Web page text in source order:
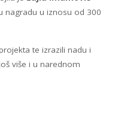
nagradu u iznosu od 300
te izrazili nadu i
više i u narednom